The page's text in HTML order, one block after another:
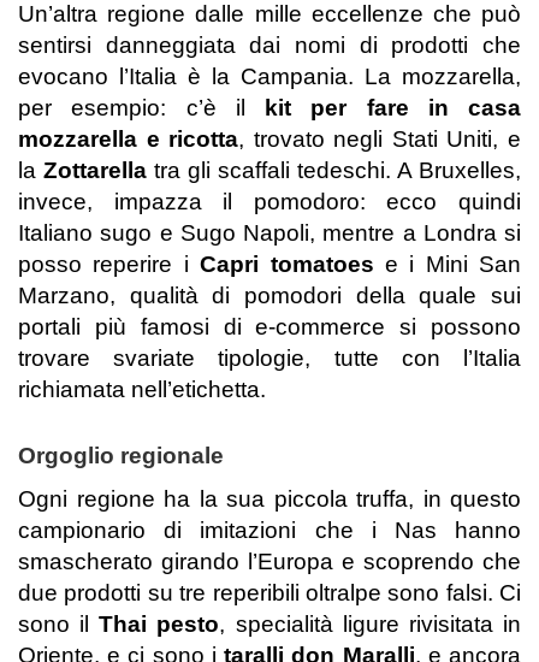
Un’altra regione dalle mille eccellenze che può
sentirsi danneggiata dai nomi di prodotti che
evocano l’Italia è la Campania. La mozzarella,
per esempio: c’è il
kit per fare in casa
mozzarella e ricotta, trovato negli Stati Uniti, e
la Zottarella tra gli scaffali tedeschi. A Bruxelles,
invece, impazza il pomodoro: ecco quindi
Italiano sugo e Sugo Napoli, mentre a Londra si
posso reperire iCapri tomatoes e i Mini San
Marzano, qualità di pomodori della quale sui
portali più famosi di e-commerce si possono
trovare svariate tipologie, tutte con l’Italia
richiamata nell’etichetta.
Orgoglio regionale
Ogni regione ha la sua piccola truffa, in questo
campionario di imitazioni che i Nas hanno
smascherato girando l’Europa e scoprendo che
due prodotti su tre reperibili oltralpe sono falsi. Ci
sono ilThai pesto, specialità ligure rivisitata in
Oriente, e ci sono itaralli don Maralli, e ancora